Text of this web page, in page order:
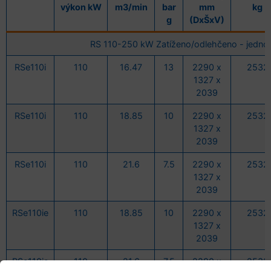
výkon kW
m3/min
bar
g
mm
(DxŠxV)
kg
RS 110-250 kW Zatíženo/odlehčeno -
RSe110i 110 16.47 13
2290 x
1327 x
2039
2532
RSe110i 110 18.85 10
2290 x
1327 x
2039
2532
RSe110i 110 21.6 7.5
2290 x
1327 x
2039
2532
RSe110ie 110 18.85 10
2290 x
1327 x
2039
2532
RSe110ie 110 21.6 7.5
2290 x
2532